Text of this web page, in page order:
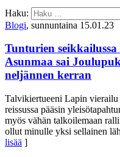
Haku:
Blogi, sunnuntaina 15.01.23
Tunturien seikkailussa
Asunmaa sai
neljännen kerran
Talvikiertueeni Lapin vierailu
reissussa pääsin
myös vähän talkoilemaan
ollut minulle yksi sellainen
lisää ]